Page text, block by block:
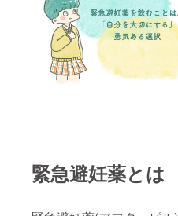
緊急避妊薬とは